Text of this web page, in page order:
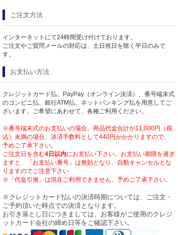
ご注文方法
インターネットにて24時間受け付けております。
ご注文やご質問メールの対応は、土日祝日を除く平日のみで
す。
お支払い方法
クレジットカード払、PayPay（オンライン決済）、番号端末式
のコンビニ払、銀行ATM払、ネットバンキング払を用意してご
ざいます。ご希望にあわせて、各種ご利用ください。
※番号端末式のお支払いの場合、商品代金合計が11,000円（税
込）未満の場合、決済手数料として440円がかかりますので、
予めご了承下さい。
ご注文日を含む4日以内にお支払い下さい。お支払い期限を過ぎ
ますと、「お支払い番号」は無効となり、自動キャンセルとな
りますのでご注意下さい
※「代金引換」は現在ご利用できません。予めご了承下さい。
※クレジットカード払いの決済時期については、ご注文・
ご予約頂いた時点での決済となります。
お引き落とし日につきましては、お客様がご使用のクレジ
ットカード会社の締め日等をご確認下さい。